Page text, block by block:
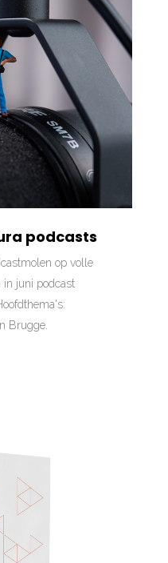
podcasts
op volle
in juni podcast
Brugge.